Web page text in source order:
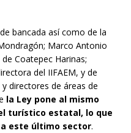
bancada así como de la
Marco Antonio
Coatepec Harinas;
del IIFAEM, y de
directores de áreas de
la Ley pone al mismo
turístico estatal, lo que
este último sector.